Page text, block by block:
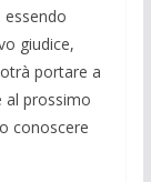
essendo
giudice,
portare a
al prossimo
conoscere